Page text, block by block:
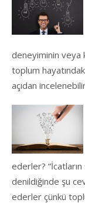
deneyiminin veya
toplum
açıdan
ederler? “İcatların
denildiğinde şu
ederler çünkü